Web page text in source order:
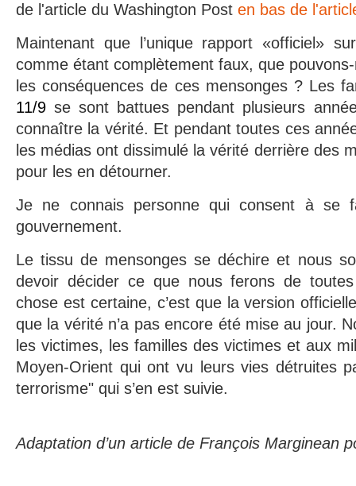
de l'article du Washington Post en bas de
Maintenant que l’unique rapport «officiel»
comme étant complètement faux, que
les conséquences de ces mensonges ? Les
11/9 se sont battues pendant plusieurs
connaître la vérité. Et pendant toutes ces
les médias ont dissimulé la vérité derrière des
pour les en détourner.
Je ne connais personne qui consent à se
gouvernement.
Le tissu de mensonges se déchire et nous
devoir décider ce que nous ferons de
chose est certaine, c’est que la version
que la vérité n’a pas encore été mise au jour.
les victimes, les familles des victimes et aux
Moyen-Orient qui ont vu leurs vies détruites
terrorisme" qui s’en est suivie.
Adaptation d’un article de François Marginean